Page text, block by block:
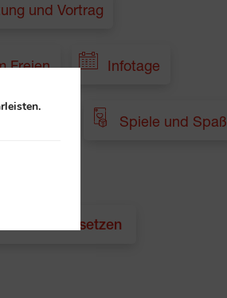
und Vortrag
Freien Infotage
Spiele und Spaß
Filter zurücksetzen